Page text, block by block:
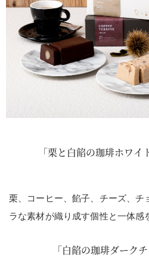
「栗と白餡の珈琲ホワイ
栗、コーヒー、餡子、チーズ、チ
ラな素材が織り成す個性と一体感
「白餡の珈琲ダーク